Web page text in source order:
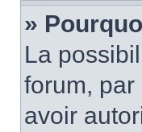
»
La
forum, par
avoir